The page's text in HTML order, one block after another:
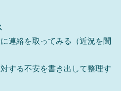
連絡を取ってみる（近況を聞
する不安を書き出して整理す